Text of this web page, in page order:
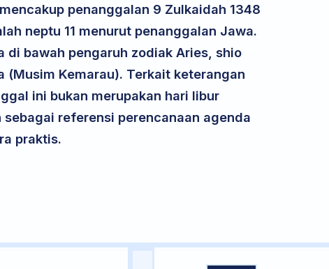
penanggalan 9 Zulkaidah 1348
neptu 11 menurut penanggalan Jawa.
bawah pengaruh zodiak Aries, shio
(Musim Kemarau). Terkait keterangan
ini bukan merupakan hari libur
referensi perencanaan agenda
praktis.